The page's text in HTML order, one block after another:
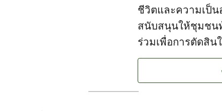
ชีวิตและความเป็น
สนับสนุนให้ชุมชน
ร่วมเพื่อการตัดสิน